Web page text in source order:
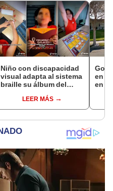
Niño con discapacidad
visual adapta al sistema
braille su álbum del
LEER MÁS
en la
en